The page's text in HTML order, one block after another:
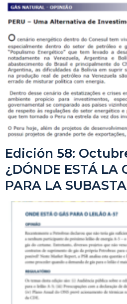
Edición 58:
¿DÓNDE ESTÁ LA
PARA LA